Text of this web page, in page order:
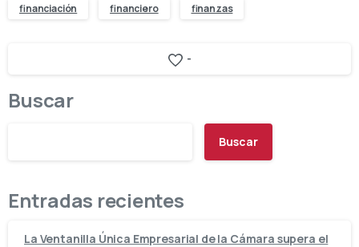
financiación financiero finanzas
-
Buscar
Buscar
Entradas recientes
La Ventanilla Única Empresarial de la Cámara supera el